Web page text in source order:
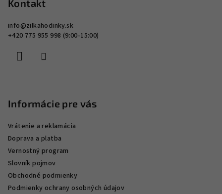
Kontakt
info@zilkahodinky.sk
+420 775 955 998 (9:00-15:00)
Informácie pre vás
Vrátenie a reklamácia
Doprava a platba
Vernostný program
Slovník pojmov
Obchodné podmienky
Podmienky ochrany osobných údajov